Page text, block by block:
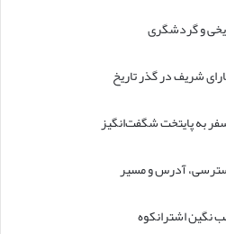
شریف در گذر تاریخ
به پایتخت شگفت‌انگیز
آدرس و مسیر
نگین اشترانکوه